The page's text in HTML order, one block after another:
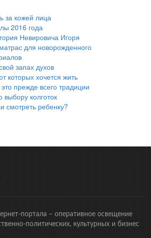
за кожей лица
2016 года
Невировича Игоря
для новорожденного
запах духов
которых хочется жить
прежде всего традиции
выбору колготок
смотреть ребенку?
портала – оперативное освещение
политических, культурных и бизнес